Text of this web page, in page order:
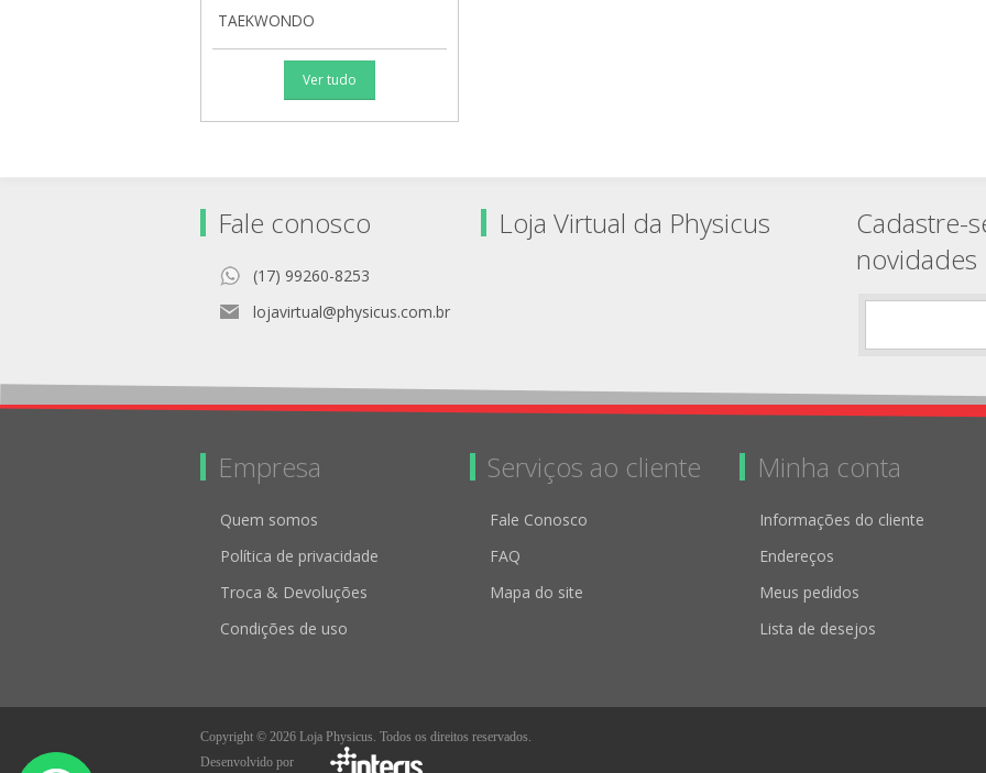
TAEKWONDO
Ver tudo
Fale conosco
(17) 99260-8253
lojavirtual@physicus.com.br
Loja Virtual da Physicus
Cadastre-
novidades
Empresa
Quem somos
Política de privacidade
Troca & Devoluções
Condições de uso
Serviços ao cliente
Fale Conosco
FAQ
Mapa do site
Minha conta
Informações do cliente
Endereços
Meus pedidos
Lista de desejos
Copyright © 2026 Loja Physicus. Todos os direitos reservados.
Desenvolvido por